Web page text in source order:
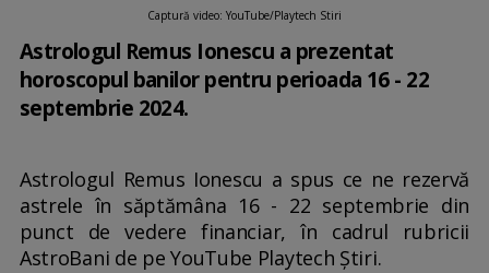
Captură video: YouTube/Playtech Stiri
Astrologul Remus Ionescu a prezentat
horoscopul banilor pentru perioada 16 - 22
septembrie 2024.
Astrologul Remus Ionescu a spus ce ne rezervă
astrele în săptămâna 16 - 22 septembrie din
punct de vedere financiar, în cadrul rubricii
AstroBani de pe YouTube Playtech Știri.